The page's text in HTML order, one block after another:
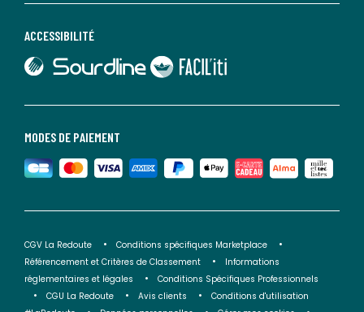
MODES DE PAIEMENT
ACCESSIBILITÉ
lien vers Sourdline
lien vers Faciliti
CGV La Redoute
Conditions spécifiques Marketplace
Référencement et Critères de Classement
Informations
réglementaires et légales
Conditions Spécifiques Professionnels
CGU La Redoute
Avis clients
Conditions d'utilisation